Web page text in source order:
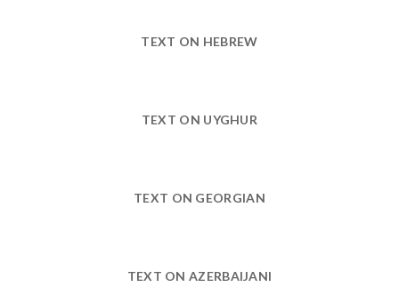
TEXT ON HEBREW
TEXT ON UYGHUR
TEXT ON GEORGIAN
TEXT ON AZERBAIJANI